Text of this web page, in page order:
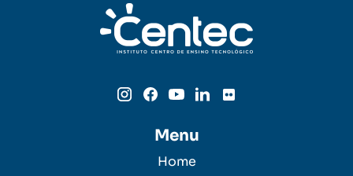
Menu
Home